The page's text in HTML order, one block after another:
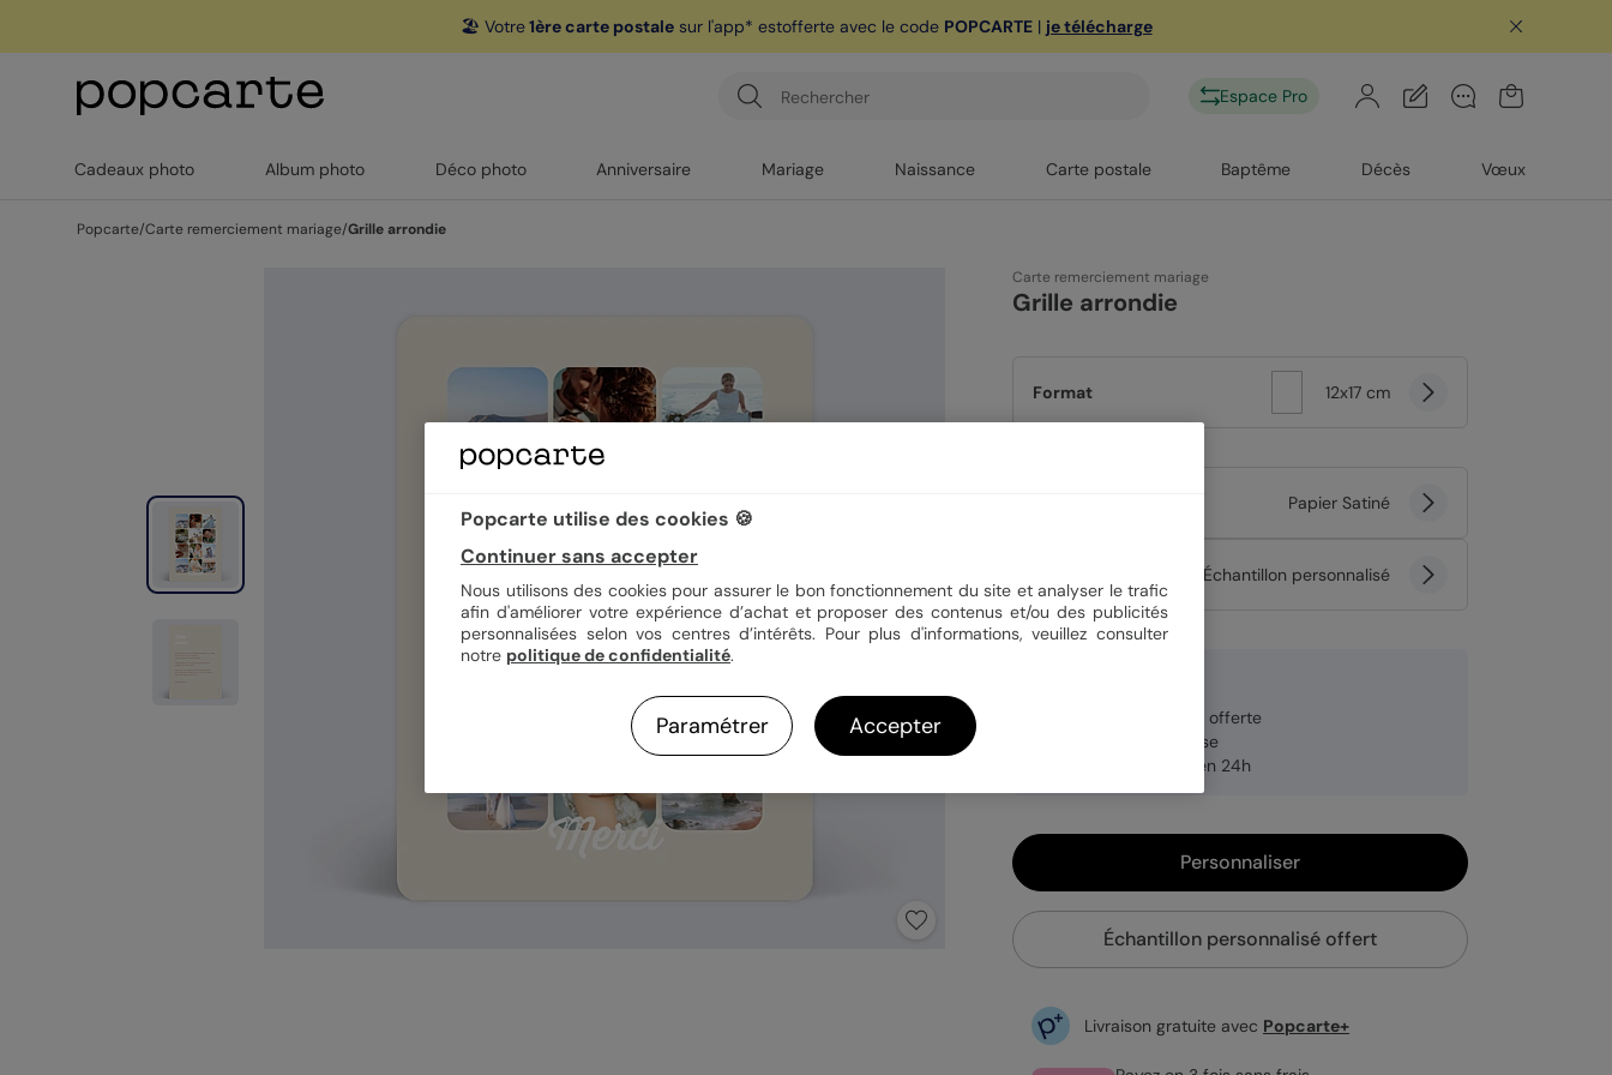
🏖️ Votre1ère carte postalesur l'app* estofferte avec le code POPCARTE| je télécharge
Espace Pro
Cadeaux photo Album photo Déco photo Anniversaire Mariage Naissance Carte postale Baptême Décès Vœux
Popcarte/Carte remerciement mariage/Grille arrondie
Carte remerciement mariage
Grille arrondie
Format 12x17 cm
Papier Satiné
Échantillon personnalisé
Enveloppe blanche offerte
Fabrication française
Expédition rapide en 24h
Personnaliser
Échantillon personnalisé offert
Livraison gratuite avec Popcarte+
Popcarte utilise des cookies 🍪
Continuer sans accepter
Nous utilisons des cookies pour assurer le bon fonctionnement du site et analyser le trafic
afin d'améliorer votre expérience d’achat et proposer des contenus et/ou des publicités
personnalisées selon vos centres d’intérêts. Pour plus d'informations, veuillez consulter
notre politique de confidentialité.
Paramétrer Accepter